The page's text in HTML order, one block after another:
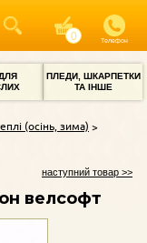
Телефон
ПЛЕДИ, ШКАРПЕТКИ
ТА ІНШЕ
(осінь, зима)
наступний товар >>
велсофт